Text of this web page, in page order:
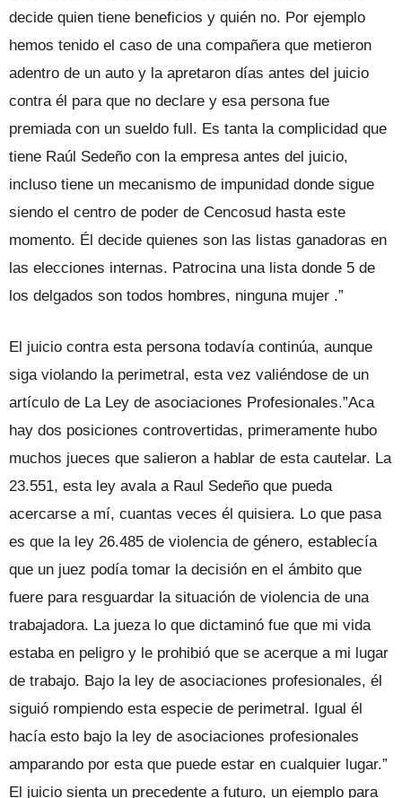
decide quien tiene beneficios y quién no. Por ejemplo
hemos tenido el caso de una compañera que metieron
adentro de un auto y la apretaron días antes del juicio
contra él para que no declare y esa persona fue
premiada con un sueldo full. Es tanta la complicidad que
tiene Raúl Sedeño con la empresa antes del juicio,
incluso tiene un mecanismo de impunidad donde sigue
siendo el centro de poder de Cencosud hasta este
momento. Él decide quienes son las listas ganadoras en
las elecciones internas. Patrocina una lista donde 5 de
los delgados son todos hombres, ninguna mujer .”
El juicio contra esta persona todavía continúa, aunque
siga violando la perimetral, esta vez valiéndose de un
artículo de La Ley de asociaciones Profesionales.”Aca
hay dos posiciones controvertidas, primeramente hubo
muchos jueces que salieron a hablar de esta cautelar. La
23.551, esta ley avala a Raul Sedeño que pueda
acercarse a mí, cuantas veces él quisiera. Lo que pasa
es que la ley 26.485 de violencia de género, establecía
que un juez podía tomar la decisión en el ámbito que
fuere para resguardar la situación de violencia de una
trabajadora. La jueza lo que dictaminó fue que mi vida
estaba en peligro y le prohibió que se acerque a mi lugar
de trabajo. Bajo la ley de asociaciones profesionales, él
siguió rompiendo esta especie de perimetral. Igual él
hacía esto bajo la ley de asociaciones profesionales
amparando por esta que puede estar en cualquier lugar.”
El juicio sienta un precedente a futuro, un ejemplo para